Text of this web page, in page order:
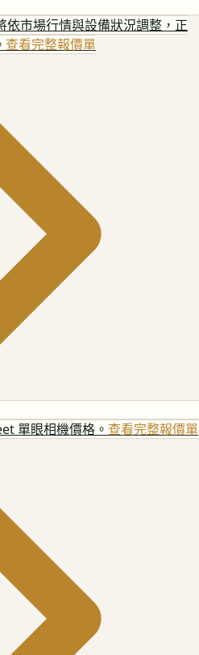
依市場行情與設備狀況調整，正
查看完整報價單
單眼相機價格。 查看完整報價單